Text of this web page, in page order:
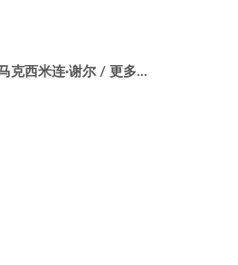
克西米连·谢尔 / 更多…